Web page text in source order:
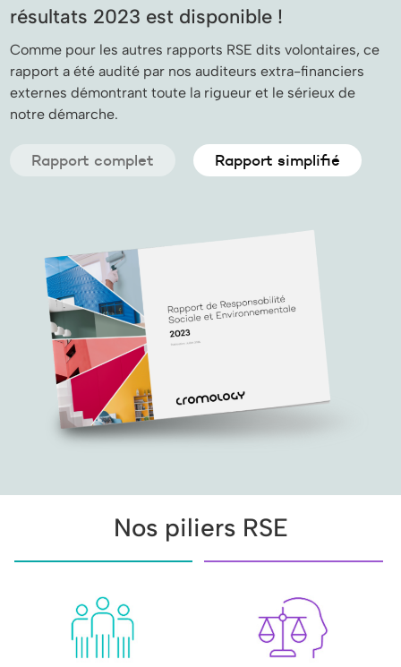
résultats 2023 est disponible !
Comme pour les autres rapports RSE dits volontaires, ce
rapport a été audité par nos auditeurs extra-financiers
externes démontrant toute la rigueur et le sérieux de
notre démarche.
Rapport complet Rapport simplifié
Nos piliers RSE